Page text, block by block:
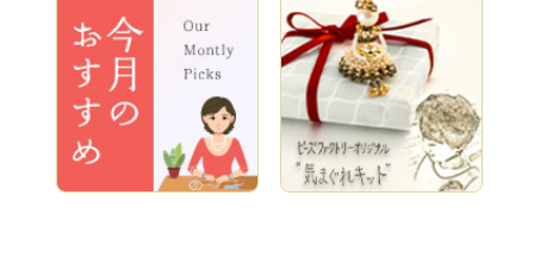
ビーズリングキ
ット(オペークカ
ラー)
ペヨーテステッ
チで作るカード
ケースキット(薔
ネジッテ
BONSAI（銀
杏）